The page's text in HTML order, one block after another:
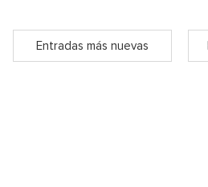
Entradas más nuevas